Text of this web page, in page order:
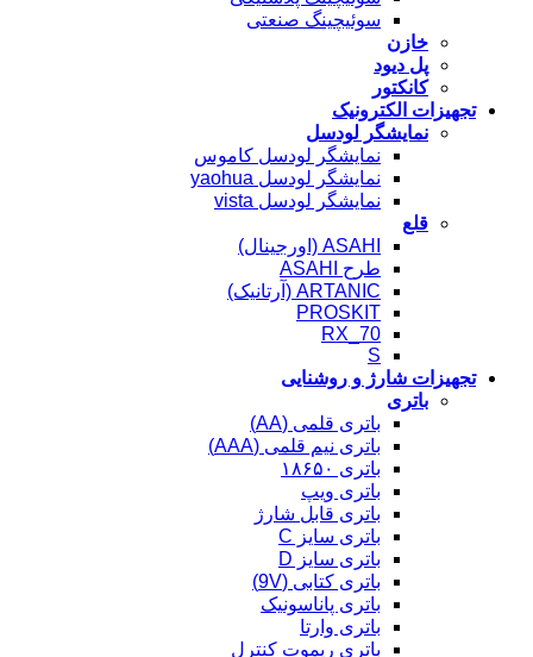
سوئیچینگ صنعتی
خازن
پل دیود
کانکتور
تجهیزات الکترونیک
نمایشگر لودسل
نمایشگر لودسل کاموس
نمایشگر لودسل yaohua
نمایشگر لودسل vista
قلع
ASAHI (اورجینال)
طرح ASAHI
ARTANIC (آرتانیک)
PROSKIT
RX_70
S
تجهیزات شارژ و روشنایی
باتری
باتری قلمی (AA)
باتری نیم قلمی (AAA)
باتری ۱۸۶۵۰
باتری ویپ
باتری قابل شارژ
باتری سایز C
باتری سایز D
باتری کتابی (9V)
باتری پاناسونیک
باتری وارتا
باتری ریموت کنترل